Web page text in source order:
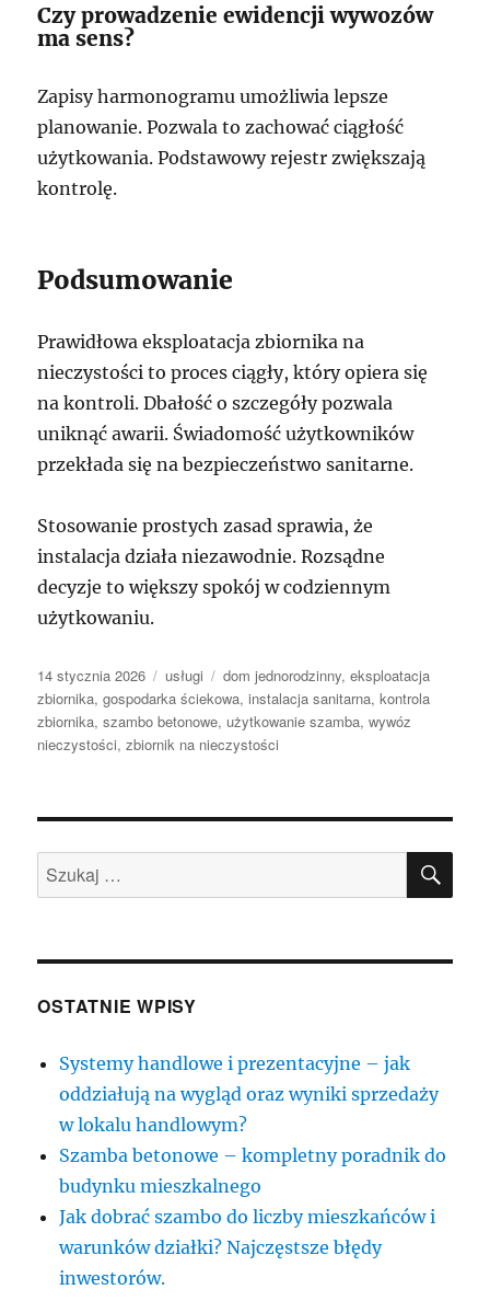
Czy prowadzenie ewidencji wywozów
ma sens?
Zapisy harmonogramu umożliwia lepsze
planowanie. Pozwala to zachować ciągłość
użytkowania. Podstawowy rejestr zwiększają
kontrolę.
Podsumowanie
Prawidłowa eksploatacja zbiornika na
nieczystości to proces ciągły, który opiera się
na kontroli. Dbałość o szczegóły pozwala
uniknąć awarii. Świadomość użytkowników
przekłada się na bezpieczeństwo sanitarne.
Stosowanie prostych zasad sprawia, że
instalacja działa niezawodnie. Rozsądne
decyzje to większy spokój w codziennym
użytkowaniu.
Data
publikacji
14 stycznia 2026 Kategorie
usługi Tagi
dom jednorodzinny,eksploatacja
zbiornika,gospodarka ściekowa,instalacja sanitarna,kontrola
zbiornika,szambo betonowe, użytkowanie szamba,wywóz
nieczystości,zbiornik na nieczystości
Szukaj:
OSTATNIE WPISY
Systemy handlowe i prezentacyjne – jak
oddziałują na wygląd oraz wyniki sprzedaży
w lokalu handlowym?
Szamba betonowe – kompletny poradnik do
budynku mieszkalnego
Jak dobrać szambo do liczby mieszkańców i
warunków działki? Najczęstsze błędy
inwestorów.